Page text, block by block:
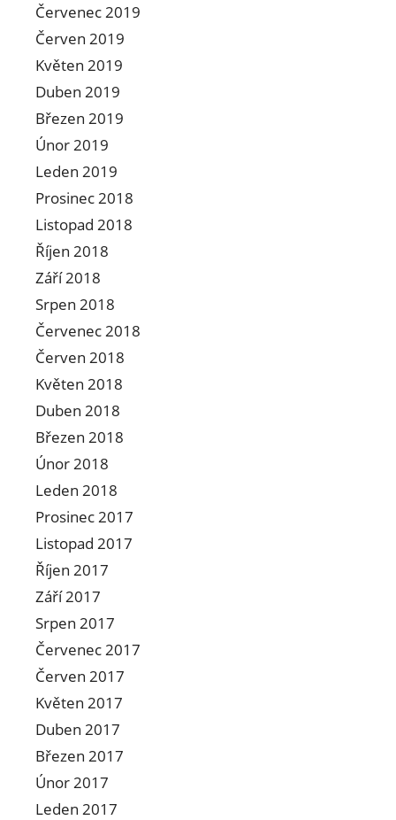
Červenec 2019
Červen 2019
Květen 2019
Duben 2019
Březen 2019
Únor 2019
Leden 2019
Prosinec 2018
Listopad 2018
Říjen 2018
Září 2018
Srpen 2018
Červenec 2018
Červen 2018
Květen 2018
Duben 2018
Březen 2018
Únor 2018
Leden 2018
Prosinec 2017
Listopad 2017
Říjen 2017
Září 2017
Srpen 2017
Červenec 2017
Červen 2017
Květen 2017
Duben 2017
Březen 2017
Únor 2017
Leden 2017